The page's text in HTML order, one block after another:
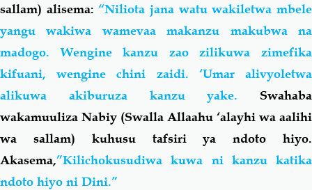
sallam) alisema: “Niliota jana watu wakiletwa mbele
yangu wakiwa wamevaa makanzu makubwa na
madogo. Wengine kanzu zao zilikuwa zimefika
kifuani, wengine chini zaidi. ‘Umar alivyoletwa
alikuwa akiburuza kanzu yake. Swahaba
wakamuuliza Nabiy (Swalla Allaahu ‘alayhi wa aalihi
wa sallam) kuhusu tafsiri ya ndoto hiyo.
Akasema,”Kilichokusudiwa kuwa ni kanzu katika
ndoto hiyo ni Dini.”